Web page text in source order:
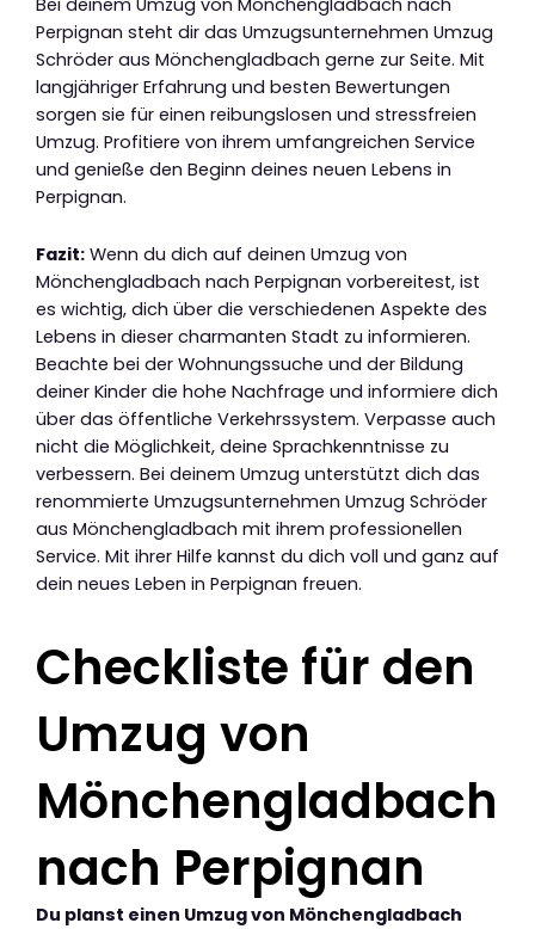
Perpignan steht dir das Umzugsunternehmen Umzug
Schröder aus Mönchengladbach gerne zur Seite. Mit
langjähriger Erfahrung und besten Bewertungen
sorgen sie für einen reibungslosen und stressfreien
Umzug. Profitiere von ihrem umfangreichen Service
und genieße den Beginn deines neuen Lebens in
Perpignan.
Fazit: Wenn du dich auf deinen Umzug von
Mönchengladbach nach Perpignan vorbereitest, ist
es wichtig, dich über die verschiedenen Aspekte des
Lebens in dieser charmanten Stadt zu informieren.
Beachte bei der Wohnungssuche und der Bildung
deiner Kinder die hohe Nachfrage und informiere dich
über das öffentliche Verkehrssystem. Verpasse auch
nicht die Möglichkeit, deine Sprachkenntnisse zu
verbessern. Bei deinem Umzug unterstützt dich das
renommierte Umzugsunternehmen Umzug Schröder
aus Mönchengladbach mit ihrem professionellen
Service. Mit ihrer Hilfe kannst du dich voll und ganz auf
dein neues Leben in Perpignan freuen.
Checkliste für den
Umzug von
Mönchengladbach
nach Perpignan
Du planst einen Umzug von Mönchengladbach